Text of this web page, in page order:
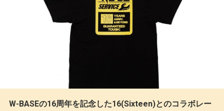
W-BASEの16周年を記念した16(Sixteen)とのコラボレー